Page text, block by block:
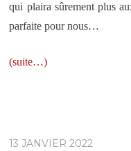
qui plaira sûrement plus
parfaite pour nous…
(suite…)
13 JANVIER 2022